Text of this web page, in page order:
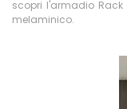
scopri l'armadio
melaminico.